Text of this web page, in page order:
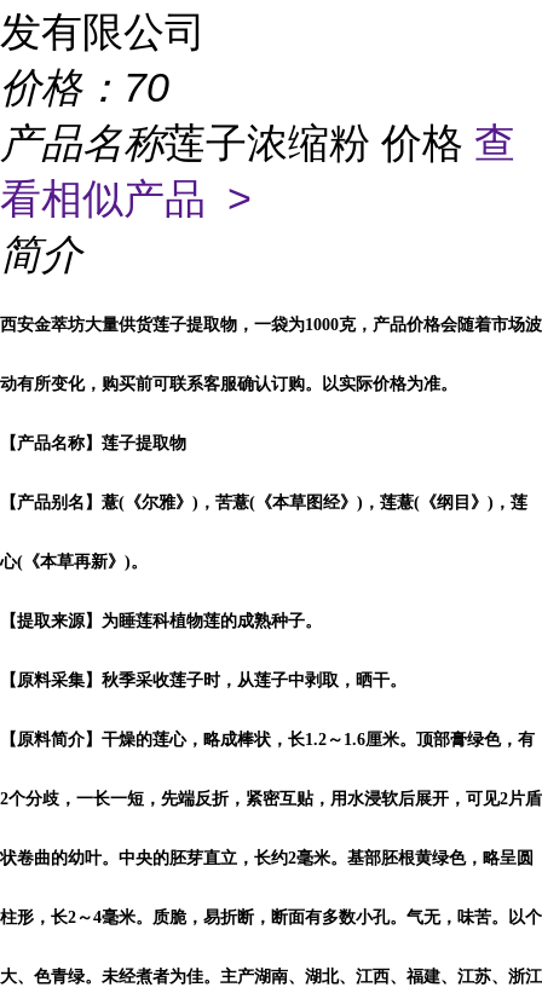
发有限公司
价格： 70
产品名称莲子浓缩粉 价格 查
看相似产品 >
简介
西安金萃坊大量供货莲子提取物，一袋为1000克，产品价格会随着市场波
动有所变化，购买前可联系客服确认订购。以实际价格为准。
【产品名称】莲子提取物
【产品别名】薏(《尔雅》)，苦薏(《本草图经》)，莲薏(《纲目》)，莲
心(《本草再新》)。
【提取来源】为睡莲科植物莲的成熟种子。
【原料采集】秋季采收莲子时，从莲子中剥取，晒干。
【原料简介】干燥的莲心，略成棒状，长1.2～1.6厘米。顶部膏绿色，有
2个分歧，一长一短，先端反折，紧密互贴，用水浸软后展开，可见2片盾
状卷曲的幼叶。中央的胚芽直立，长约2毫米。基部胚根黄绿色，略呈圆
柱形，长2～4毫米。质脆，易折断，断面有多数小孔。气无，味苦。以个
大、色青绿。未经煮者为佳。主产湖南、湖北、江西、福建、江苏、浙江